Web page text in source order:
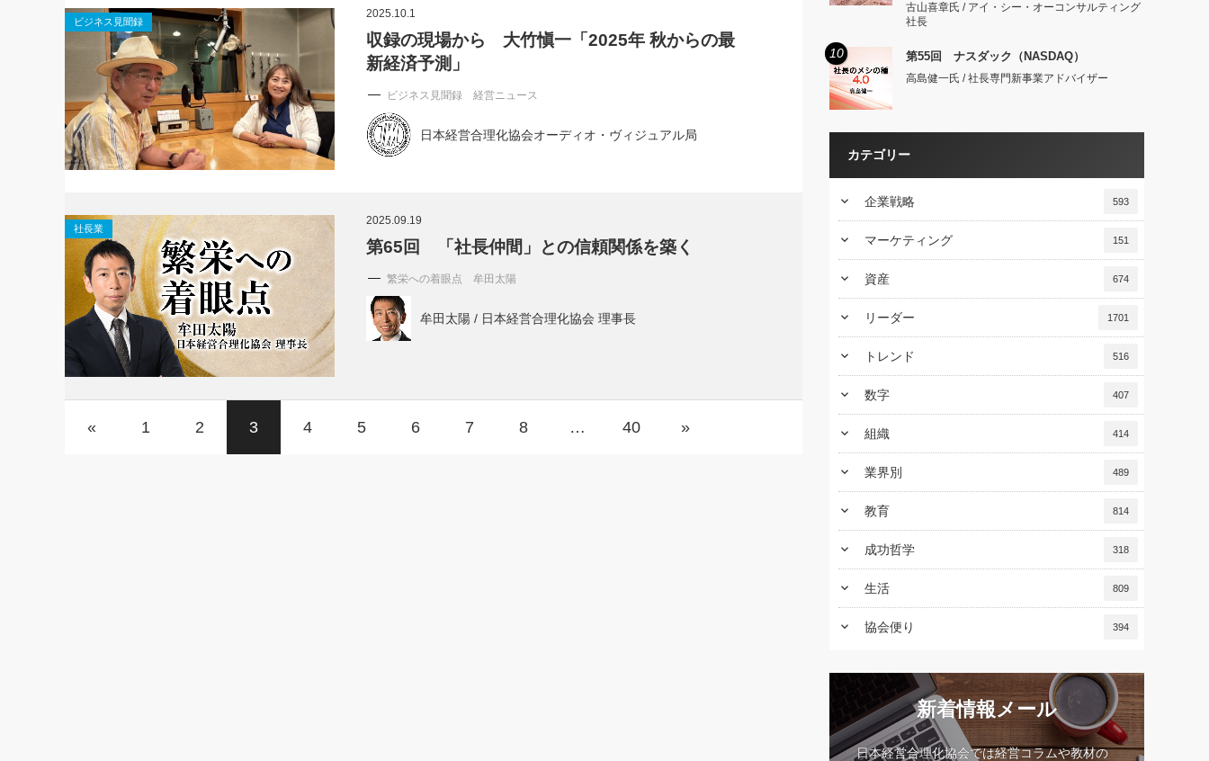
ビジネス見聞録
2025.10.1
収録の現場から 大竹愼一「2025年 秋からの最
新経済予測」
ビジネス見聞録 経営ニュース
日本経営合理化協会オーディオ・ヴィジュアル局
社長業
2025.09.19
第65回 「社長仲間」との信頼関係を築く
繁栄への着眼点 牟田太陽
牟田太陽 / 日本経営合理化協会 理事長
« 1 2 3 4 5 6 7 8 … 40 »
古山喜章氏 / アイ・シー・オーコンサルティング
社長
10 第55回 ナスダック（NASDAQ）
高島健一氏 / 社長専門新事業アドバイザー
カテゴリー
keyboard_arrow_down 企業戦略 593
keyboard_arrow_down マーケティング 151
keyboard_arrow_down 資産 674
keyboard_arrow_down リーダー 1701
keyboard_arrow_down トレンド 516
keyboard_arrow_down 数字 407
keyboard_arrow_down 組織 414
keyboard_arrow_down 業界別 489
keyboard_arrow_down 教育 814
keyboard_arrow_down 成功哲学 318
keyboard_arrow_down 生活 809
keyboard_arrow_down 協会便り 394
新着情報メール
日本経営合理化協会では経営コラムや教材の